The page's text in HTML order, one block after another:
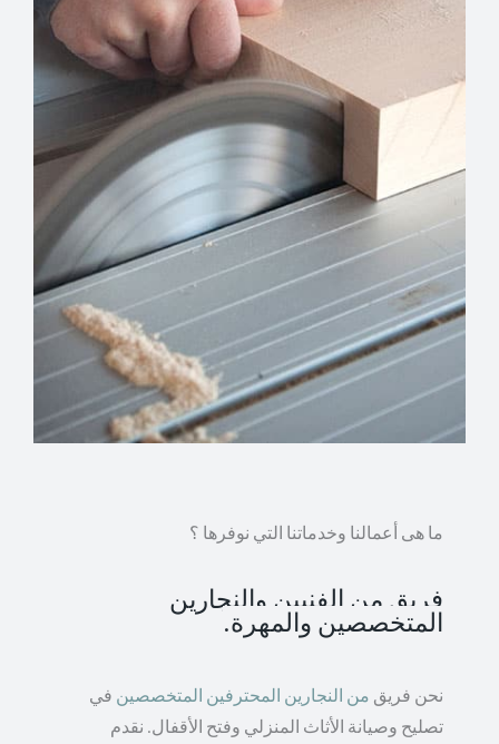
ما هى أعمالنا وخدماتنا التي نوفرها ؟
فريق من الفنيين والنجارين
المتخصصين والمهرة.
نحن فريق من النجارين المحترفين المتخصصين في
تصليح وصيانة الأثاث المنزلي وفتح الأقفال. نقدم